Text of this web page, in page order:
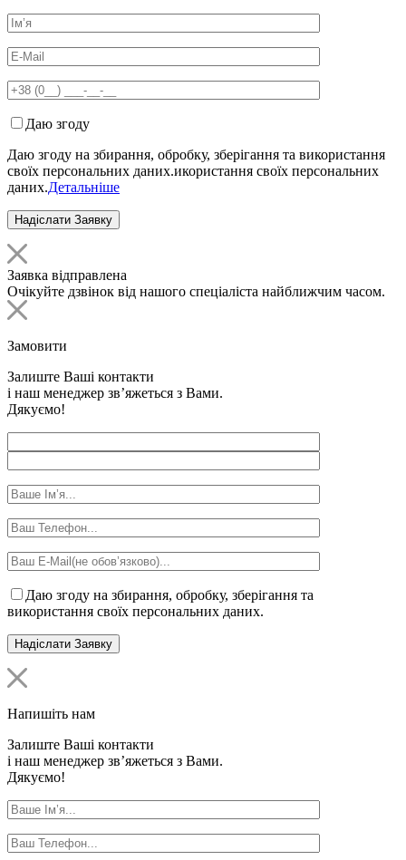
Даю згоду
Даю згоду на збирання, обробку, зберігання та використання
своїх персональних даних.икористання своїх персональних
даних.Детальніше
Заявка відправлена
Очікуйте дзвінок від нашого спеціаліста найближчим часом.
Замовити
Залиште Ваші контакти
і наш менеджер зв’яжеться з Вами.
Дякуємо!
Даю згоду на збирання, обробку, зберігання та
використання своїх персональних даних.
Напишіть нам
Залиште Ваші контакти
і наш менеджер зв’яжеться з Вами.
Дякуємо!